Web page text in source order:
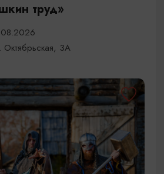
труд»
Октябрьская, 3А